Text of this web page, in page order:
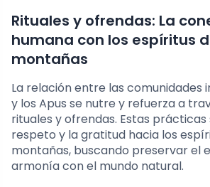
Rituales y ofrendas: La
humana con los espíritus
montañas
La relación entre las comunidades
y los Apus se nutre y refuerza a
rituales y ofrendas. Estas prácticas
respeto y la gratitud hacia los
montañas, buscando preservar el
armonía con el mundo natural.